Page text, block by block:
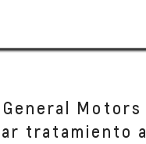
Motors
tratamiento